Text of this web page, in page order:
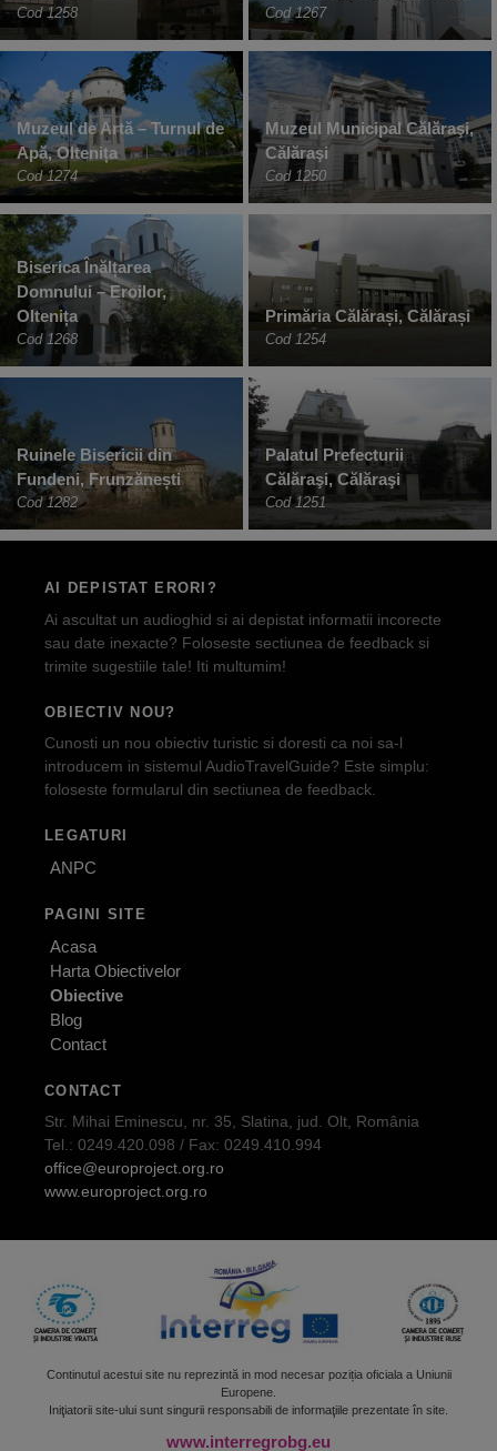
Cod 1258 Cod 1267
Muzeul de Artă – Turnul de
Apă, Oltenița
Cod 1274
Muzeul Municipal Călăraşi,
Călăraşi
Cod 1250
Biserica Înălțarea
Domnului – Eroilor,
Oltenița
Cod 1268
Primăria Călărași, Călărași
Cod 1254
Ruinele Bisericii din
Fundeni, Frunzănești
Cod 1282
Palatul Prefecturii
Călăraşi, Călăraşi
Cod 1251
AI DEPISTAT ERORI?
Ai ascultat un audioghid si ai depistat informatii incorecte
sau date inexacte? Foloseste sectiunea de feedback si
trimite sugestiile tale! Iti multumim!
OBIECTIV NOU?
Cunosti un nou obiectiv turistic si doresti ca noi sa-l
introducem in sistemul AudioTravelGuide? Este simplu:
foloseste formularul din sectiunea de feedback.
LEGATURI
ANPC
PAGINI SITE
Acasa
Harta Obiectivelor
Obiective
Blog
Contact
CONTACT
Str. Mihai Eminescu, nr. 35, Slatina, jud. Olt, România
Tel.: 0249.420.098 / Fax: 0249.410.994
office@europroject.org.ro
www.europroject.org.ro
Continutul acestui site nu reprezintă in mod necesar poziția oficiala a Uniunii
Europene.
Iniţiatorii site-ului sunt singurii responsabili de informaţiile prezentate în site.
www.interregrobg.eu